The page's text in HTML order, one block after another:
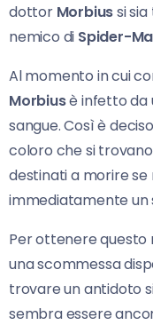
dottor Morbiussi
nemico di Spider-
Al momento in cui
Morbiusè infetto da
sangue. Così è
coloro che si
destinati a morire
immediatamente un
Per ottenere
una scommessa
trovare un antidoto
sembra essere